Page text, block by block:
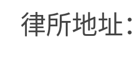
律所地址：